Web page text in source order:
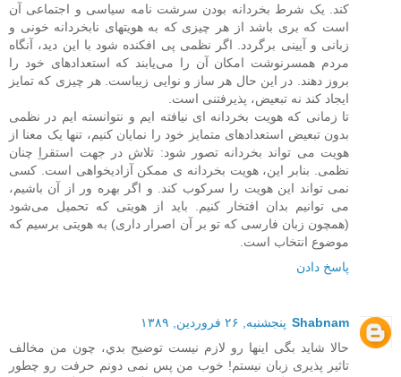
‌کند. یک شرط بخردانه بودن سرشت‌ نامه‌ سیاسی و اجتماعی آن
است که بری باشد از هر چیزی که به هویتهای نابخردانه‌ خونی و
زبانی و آیینی بر‌گردد. اگر نظمی پی‌ افکنده شود با این دید، آنگاه
مردم همسرنوشت امکان آن را می‌یابند که استعدادهای خود را
بروز دهند. در این حال هر ساز و نوایی زیباست. هر چیزی که تمایز
ایجاد کند نه تبعیض، پذیرفتنی است.
تا زمانی که هویت بخردانه ‌‌ای نیافته ‌ایم و نتوانسته ‌ایم در نظمی
بدون تبعیض استعدادهای متمایز خود را نمایان کنیم، تنها یک معنا از
هویت می ‌تواند بخردانه تصور شود: تلاش در جهت استقراِ چنان
نظمی. بنابر این، هویت بخردانه ی ممکن آزادیخواهی است. کسی
نمی‌ تواند این هویت را سرکوب کند. و اگر بهره ‌ور از آن باشیم،
می‌ توانیم بدان افتخار کنیم. باید از هویتی که تحمیل می‌شود
(همچون زبان فارسی که تو بر آن اصرار داری) به هویتی برسیم که
موضوع انتخاب است.
پاسخ دادن
Shabnam پنجشنبه, ۲۶ فروردین, ۱۳۸۹
حالا شايد بگی اينها رو لازم نيست توضيح بدي، چون من مخالف
تاثير پذيری زبان نيستم! خوب من پس نمی دونم حرفت رو چطور